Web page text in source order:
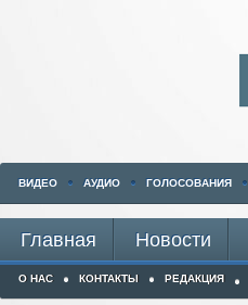
ВИДЕО АУДИО ГОЛОСОВАНИЯ
Главная Новости
О НАС КОНТАКТЫ РЕДАКЦИЯ